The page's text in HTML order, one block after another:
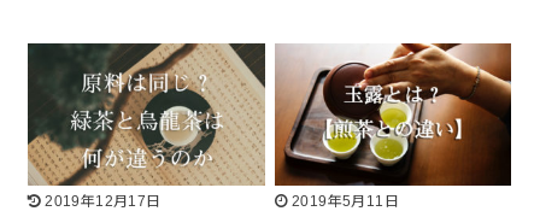
2019年12月17日
2019年5月11日